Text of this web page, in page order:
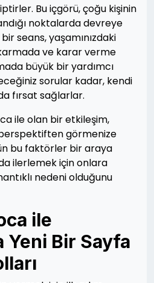
Bu içgörü, çoğu kişinin
noktalarda devreye
seans, yaşamınızdaki
ve karar verme
büyük bir yardımcı
sorular kadar, kendi
fırsat sağlarlar.
ile olan bir etkileşim,
görmenize
bu faktörler bir araya
ilerlemek için onlara
nedeni olduğunu
ile
Yeni Bir Sayfa